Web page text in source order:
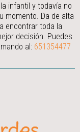
infantil y todavía no
momento. Da de alta
encontrar toda la
decisión. Puedes
al: 651354477